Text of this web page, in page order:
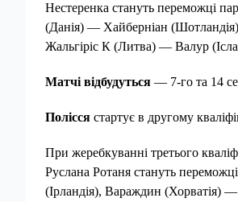
Нестеренка стануть переможці
(Данія) — Хайберніан
Жальгіріс К (Литва) — Валур
Матчі відбудуться — 7-го та 14
Полісся стартує в другому
При жеребкуванні третього
Руслана Ротаня стануть
(Ірландія), Вараждин (Хорватія)